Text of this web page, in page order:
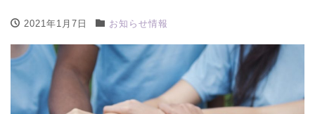
2021年1月7日 お知らせ情報